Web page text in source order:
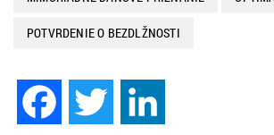
POTVRDENIE O BEZDLŽNOSTI
Facebook Twitter